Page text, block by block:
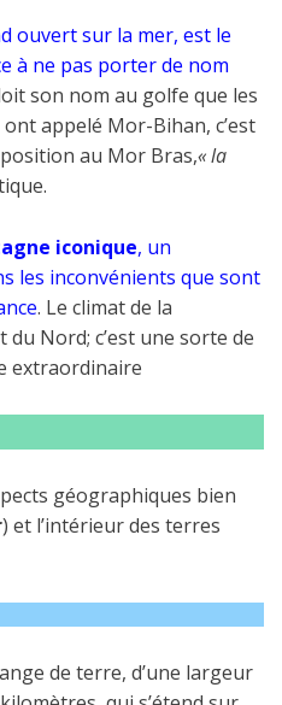
ouvert sur la mer, est le
à ne pas porter de nom
son nom au golfe que les
appelé Mor-Bihan, c’est
au Mor Bras,« la
iconique, un
les inconvénients que sont
. Le climat de la
Nord; c’est une sorte de
extraordinaire
géographiques bien
) et l’intérieur des terres
de terre, d’une largeur